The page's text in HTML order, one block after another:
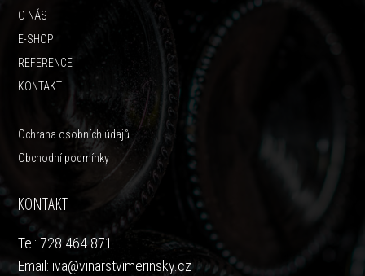
O NÁS
E-SHOP
REFERENCE
KONTAKT
Ochrana osobních údajů
Obchodní podmínky
KONTAKT
Tel: 728 464 871
Email: iva@vinarstvimerinsky.cz